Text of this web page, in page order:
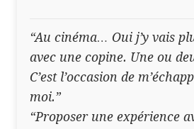
“Au cinéma… Oui j’y vais
avec une copine. Une ou
C’est l’occasion de
moi.”
“Proposer une expérience